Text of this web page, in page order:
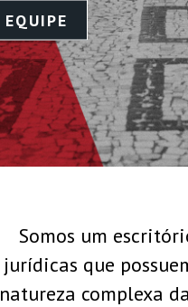
Somos um
jurídicas que
natureza complexa